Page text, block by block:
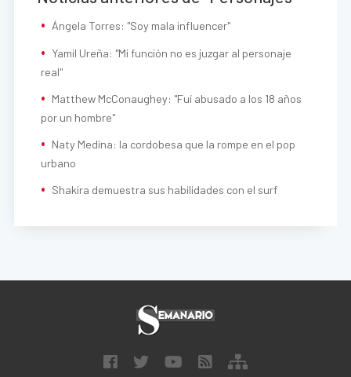
Ángela Torres: "Soy mala influencer"
Yamil Ureña: "Mi función no es juzgar al personaje
real"
Matthew McConaughey: "Fuí abusado a los 18 años
por un hombre"
Naty Medina: la cordobesa que la rompe en el pop
urbano
Shakira demuestra sus habilidades con el surf